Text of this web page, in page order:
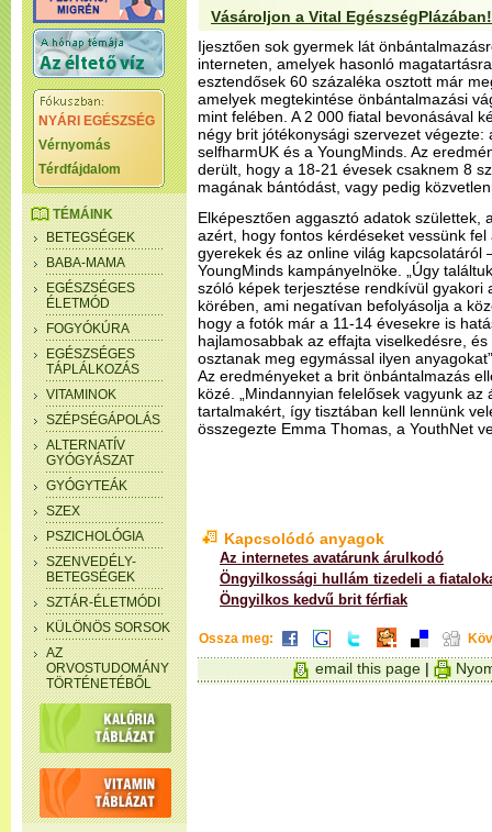
NYÁRI EGÉSZSÉG
Vérnyomás
Térdfájdalom
TÉMÁINK
BETEGSÉGEK
BABA-MAMA
EGÉSZSÉGES
ÉLETMÓD
FOGYÓKÚRA
EGÉSZSÉGES
TÁPLÁLKOZÁS
VITAMINOK
SZÉPSÉGÁPOLÁS
ALTERNATÍV
GYÓGYÁSZAT
GYÓGYTEÁK
SZEX
PSZICHOLÓGIA
SZENVEDÉLY-
BETEGSÉGEK
SZTÁR-ÉLETMÓDI
KÜLÖNÖS SORSOK
AZ
ORVOSTUDOMÁNY
TÖRTÉNETÉBŐL
Vásároljon a Vital EgészségPlázában!
Ijesztően sok gyermek lát
interneten, amelyek hasonló
esztendősek 60 százaléka osztott már
amelyek megtekintése önbántalmazási
mint felében. A 2 000 fiatal bevonásával
négy brit jótékonysági szervezet végezte:
selfharmUK és a YoungMinds. Az
derült, hogy a 18-21 évesek csaknem 8
magának bántódást, vagy pedig
Elképesztően aggasztó adatok születtek,
azért, hogy fontos kérdéseket vessünk
gyerekek és az online világ kapcsolatáról
YoungMinds kampányelnöke. „Úgy
szóló képek terjesztése rendkívül gyakori
körében, ami negatívan befolyásolja a
hogy a fotók már a 11-14 évesekre is
hajlamosabbak az effajta viselkedésre,
osztanak meg egymással ilyen
Az eredményeket a brit önbántalmazás
közé. „Mindannyian felelősek vagyunk
tartalmakért, így tisztában kell lennünk
összegezte Emma Thomas, a YouthNet
Kapcsolódó anyagok
Az internetes avatárunk árulkodó
Öngyilkossági hullám tizedeli a
Öngyilkos kedvű brit férfiak
Ossza meg:
email this page |